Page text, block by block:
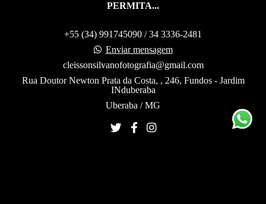
PERMITA...
+55 (34) 991745090 / 34 3336-2481
Enviar mensagem
cleissonsilvanofotografia@gmail.com
Rua Doutor Newton Prata da Costa, , 246, Fundos - Jardim
INduberaba
Uberaba / MG